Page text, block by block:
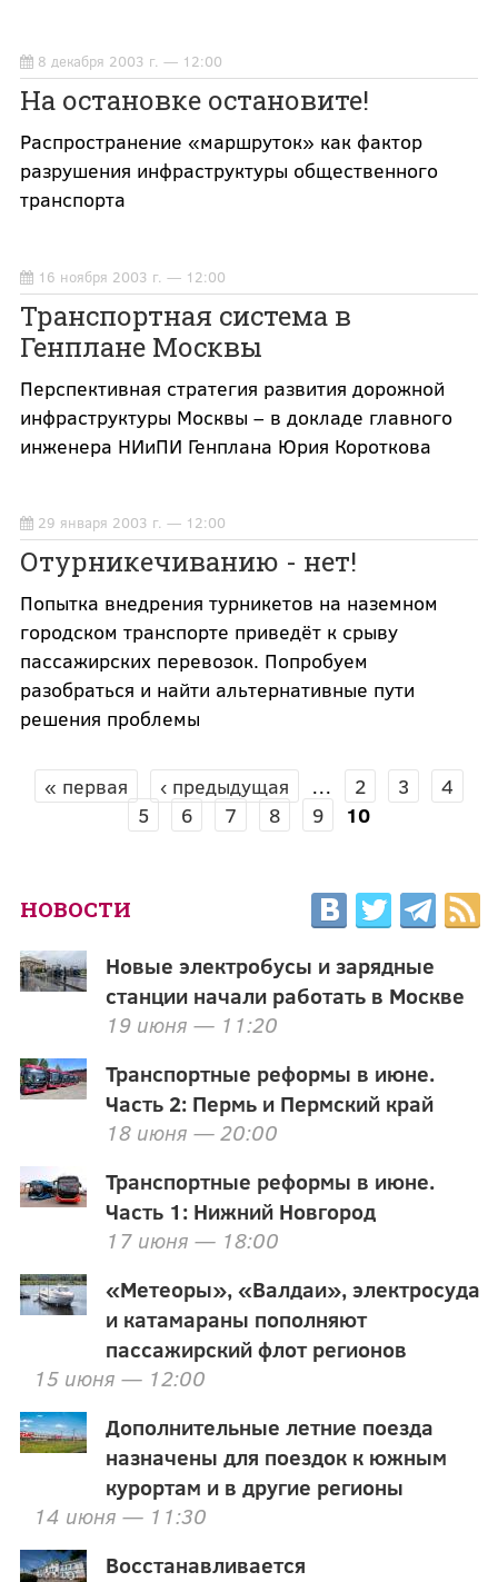
8 декабря 2003 г. — 12:00
На остановке остановите!
Распространение «маршруток» как фактор
разрушения инфраструктуры общественного
транспорта
16 ноября 2003 г. — 12:00
Транспортная система в
Генплане Москвы
Перспективная стратегия развития дорожной
инфраструктуры Москвы – в докладе главного
инженера НИиПИ Генплана Юрия Короткова
29 января 2003 г. — 12:00
Отурникечиванию - нет!
Попытка внедрения турникетов на наземном
городском транспорте приведёт к срыву
пассажирских перевозок. Попробуем
разобраться и найти альтернативные пути
решения проблемы
СТРАНИЦЫ
« первая ‹ предыдущая … 2 3
4
5
6 7 8 9 10
НОВОСТИ
Новые электробусы и зарядные
станции начали работать в Москве
19 июня — 11:20
Транспортные реформы в июне.
Часть 2: Пермь и Пермский край
18 июня — 20:00
Транспортные реформы в июне.
Часть 1: Нижний Новгород
17 июня — 18:00
«Метеоры», «Валдаи», электросуда
и катамараны пополняют
пассажирский флот регионов
15 июня — 12:00
Дополнительные летние поезда
назначены для поездок к южным
курортам и в другие регионы
14 июня — 11:30
Восстанавливается